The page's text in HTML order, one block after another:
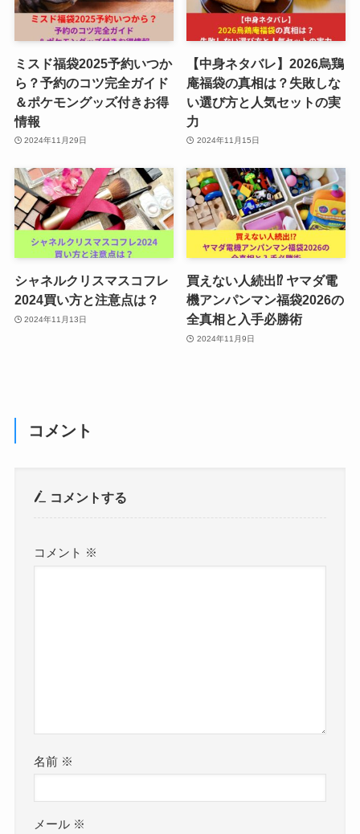
ミスド福袋2025予約いつか
ら？予約のコツ完全ガイド
＆ポケモングッズ付きお得
情報
2024年11月29日
【中身ネタバレ】2026烏鶏
庵福袋の真相は？失敗しな
い選び方と人気セットの実
力
2024年11月15日
シャネルクリスマスコフレ
2024買い方と注意点は？
2024年11月13日
買えない人続出⁉ ヤマダ電
機アンパンマン福袋2026の
全真相と入手必勝術
2024年11月9日
コメント
コメントする
コメント ※
名前 ※
メール ※